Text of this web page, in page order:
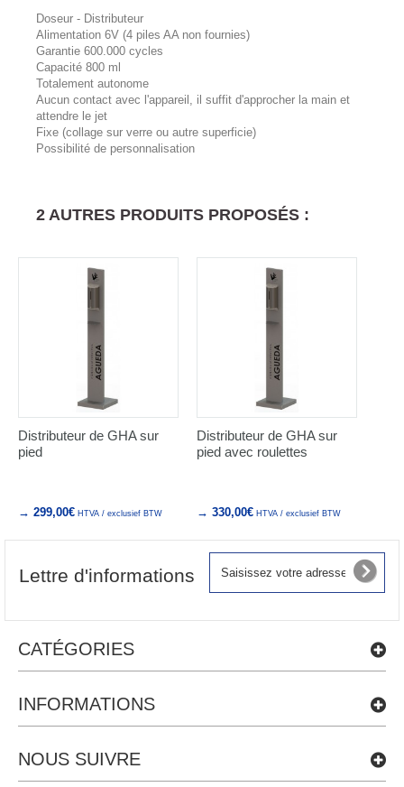
Doseur - Distributeur
Alimentation 6V (4 piles AA non fournies)
Garantie 600.000 cycles
Capacité 800 ml
Totalement autonome
Aucun contact avec l'appareil, il suffit d'approcher la main et
attendre le jet
Fixe (collage sur verre ou autre superficie)
Possibilité de personnalisation
2 AUTRES PRODUITS PROPOSÉS :
Distributeur de GHA sur
pied
→ 299,00€ HTVA / exclusief BTW
Distributeur de GHA sur
pied avec roulettes
→ 330,00€ HTVA / exclusief BTW
Lettre d'informations
CATÉGORIES
INFORMATIONS
NOUS SUIVRE